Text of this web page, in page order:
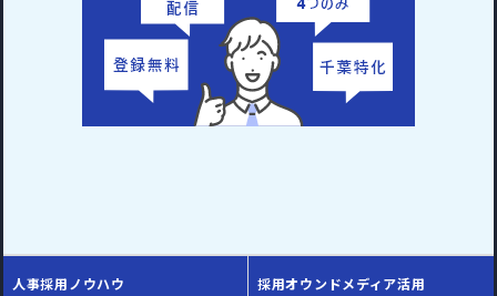
人事採用ノウハウ 採用オウンドメディア活用